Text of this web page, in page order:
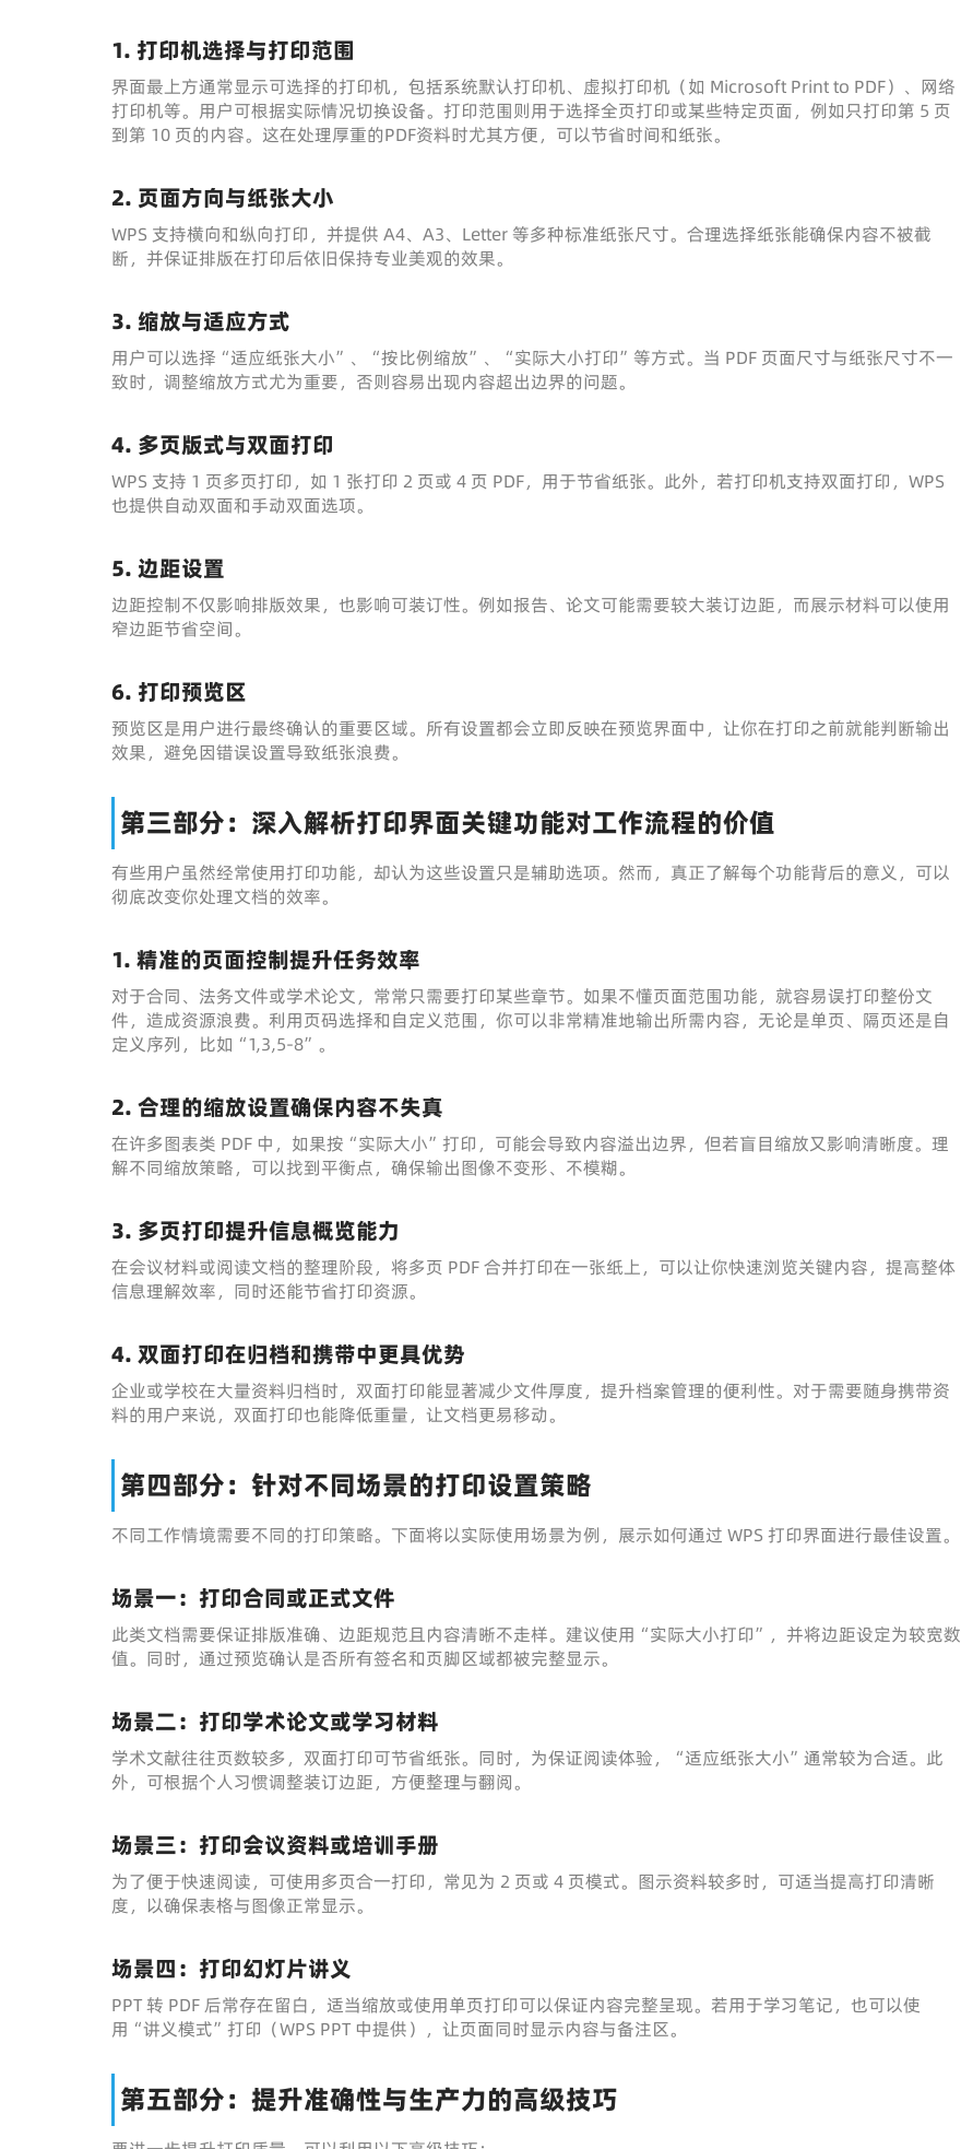
1. 打印机选择与打印范围
界面最上方通常显示可选择的打印机，包括系统默认打印机、虚拟打印机（如 Microsoft Print to PDF）、网络
打印机等。用户可根据实际情况切换设备。打印范围则用于选择全页打印或某些特定页面，例如只打印第 5 页
到第 10 页的内容。这在处理厚重的PDF资料时尤其方便，可以节省时间和纸张。
2. 页面方向与纸张大小
WPS 支持横向和纵向打印，并提供 A4、A3、Letter 等多种标准纸张尺寸。合理选择纸张能确保内容不被截
断，并保证排版在打印后依旧保持专业美观的效果。
3. 缩放与适应方式
用户可以选择“适应纸张大小”、“按比例缩放”、“实际大小打印”等方式。当 PDF 页面尺寸与纸张尺寸不一
致时，调整缩放方式尤为重要，否则容易出现内容超出边界的问题。
4. 多页版式与双面打印
WPS 支持 1 页多页打印，如 1 张打印 2 页或 4 页 PDF，用于节省纸张。此外，若打印机支持双面打印，WPS
也提供自动双面和手动双面选项。
5. 边距设置
边距控制不仅影响排版效果，也影响可装订性。例如报告、论文可能需要较大装订边距，而展示材料可以使用
窄边距节省空间。
6. 打印预览区
预览区是用户进行最终确认的重要区域。所有设置都会立即反映在预览界面中，让你在打印之前就能判断输出
效果，避免因错误设置导致纸张浪费。
第三部分：深入解析打印界面关键功能对工作流程的价值
有些用户虽然经常使用打印功能，却认为这些设置只是辅助选项。然而，真正了解每个功能背后的意义，可以
彻底改变你处理文档的效率。
1. 精准的页面控制提升任务效率
对于合同、法务文件或学术论文，常常只需要打印某些章节。如果不懂页面范围功能，就容易误打印整份文
件，造成资源浪费。利用页码选择和自定义范围，你可以非常精准地输出所需内容，无论是单页、隔页还是自
定义序列，比如“1,3,5-8”。
2. 合理的缩放设置确保内容不失真
在许多图表类 PDF 中，如果按“实际大小”打印，可能会导致内容溢出边界，但若盲目缩放又影响清晰度。理
解不同缩放策略，可以找到平衡点，确保输出图像不变形、不模糊。
3. 多页打印提升信息概览能力
在会议材料或阅读文档的整理阶段，将多页 PDF 合并打印在一张纸上，可以让你快速浏览关键内容，提高整体
信息理解效率，同时还能节省打印资源。
4. 双面打印在归档和携带中更具优势
企业或学校在大量资料归档时，双面打印能显著减少文件厚度，提升档案管理的便利性。对于需要随身携带资
料的用户来说，双面打印也能降低重量，让文档更易移动。
第四部分：针对不同场景的打印设置策略
不同工作情境需要不同的打印策略。下面将以实际使用场景为例，展示如何通过 WPS 打印界面进行最佳设置。
场景一：打印合同或正式文件
此类文档需要保证排版准确、边距规范且内容清晰不走样。建议使用“实际大小打印”，并将边距设定为较宽数
值。同时，通过预览确认是否所有签名和页脚区域都被完整显示。
场景二：打印学术论文或学习材料
学术文献往往页数较多，双面打印可节省纸张。同时，为保证阅读体验，“适应纸张大小”通常较为合适。此
外，可根据个人习惯调整装订边距，方便整理与翻阅。
场景三：打印会议资料或培训手册
为了便于快速阅读，可使用多页合一打印，常见为 2 页或 4 页模式。图示资料较多时，可适当提高打印清晰
度，以确保表格与图像正常显示。
场景四：打印幻灯片讲义
PPT 转 PDF 后常存在留白，适当缩放或使用单页打印可以保证内容完整呈现。若用于学习笔记，也可以使
用“讲义模式”打印（WPS PPT 中提供），让页面同时显示内容与备注区。
第五部分：提升准确性与生产力的高级技巧